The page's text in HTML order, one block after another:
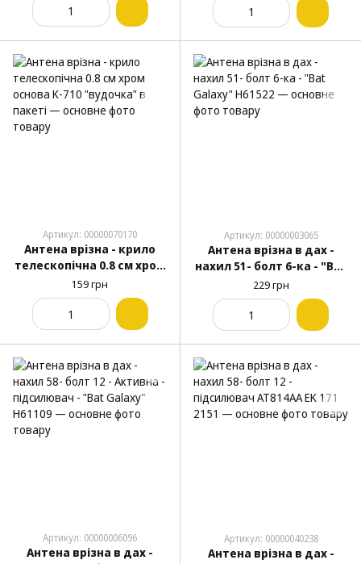
Артикул: 00000070170
Антена врізна - крило
телескопічна 0.8 cм хром
основа K-710 "вудочка" в
пакеті
159 грн
Артикул: 00000003065
Антена врізна в дах -
нахил 51- болт 6-ка - "Bat
Galaxy" Н61522
229 грн
Артикул: 00000006096
Антена врізна в дах -
Артикул: 00000040238
Антена врізна в дах -